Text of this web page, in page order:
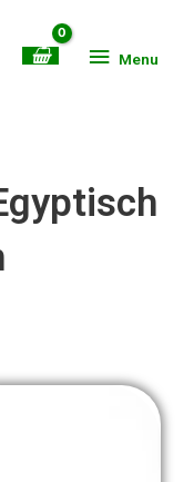
Menu